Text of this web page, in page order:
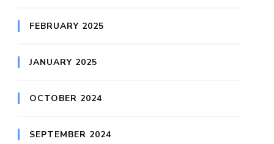
FEBRUARY 2025
JANUARY 2025
OCTOBER 2024
SEPTEMBER 2024